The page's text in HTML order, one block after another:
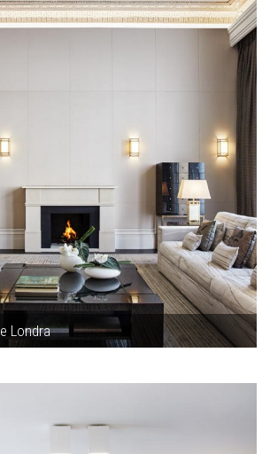
Londra